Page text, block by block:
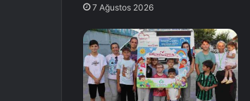
7 Ağustos 2026